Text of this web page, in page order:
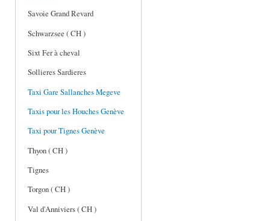
Savoie Grand Revard
Schwarzsee ( CH )
Sixt Fer à cheval
Sollieres Sardieres
Taxi Gare Sallanches Megeve
Taxis pour les Houches Genève
Taxi pour Tignes Genève
Thyon ( CH )
Tignes
Torgon ( CH )
Val d'Anniviers ( CH )